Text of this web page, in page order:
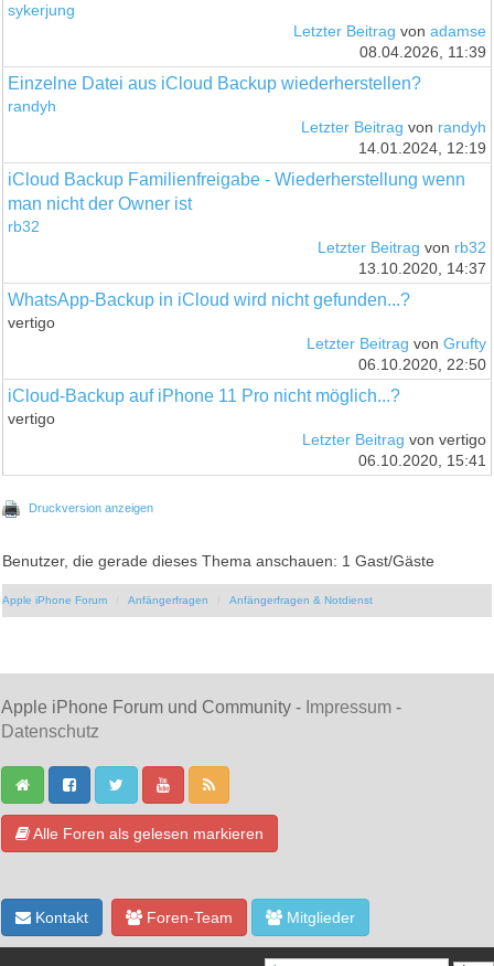
sykerjung
Letzter Beitrag von adamse
08.04.2026, 11:39
Einzelne Datei aus iCloud Backup wiederherstellen?
randyh
Letzter Beitrag von randyh
14.01.2024, 12:19
iCloud Backup Familienfreigabe - Wiederherstellung wenn
man nicht der Owner ist
rb32
Letzter Beitrag von rb32
13.10.2020, 14:37
WhatsApp-Backup in iCloud wird nicht gefunden...?
vertigo
Letzter Beitrag von Grufty
06.10.2020, 22:50
iCloud-Backup auf iPhone 11 Pro nicht möglich...?
vertigo
Letzter Beitrag von vertigo
06.10.2020, 15:41
Druckversion anzeigen
Benutzer, die gerade dieses Thema anschauen: 1 Gast/Gäste
Apple iPhone Forum Anfängerfragen Anfängerfragen & Notdienst
Apple iPhone Forum und Community - Impressum -
Datenschutz
Alle Foren als gelesen markieren
Kontakt Foren-Team Mitglieder